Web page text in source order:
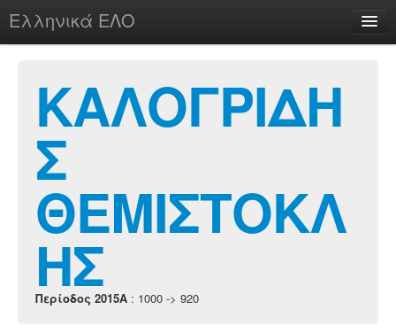
Ελληνικά ΕΛΟ
chesstu.be @ discord
Login
ΚΑΛΟΓΡΙΔΗ
Σ
ΘΕΜΙΣΤΟΚΛ
ΗΣ
Περίοδος 2015A : 1000 -> 920